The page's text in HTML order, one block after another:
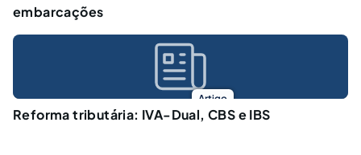
embarcações
Artigo
Reforma tributária: IVA-Dual, CBS e IBS